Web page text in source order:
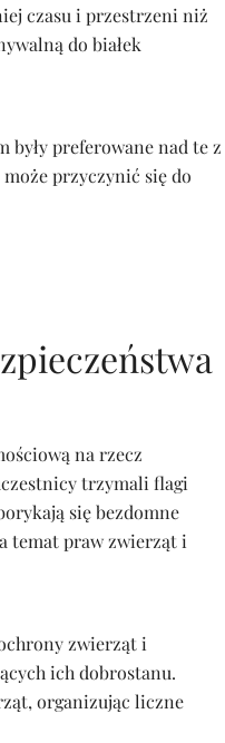
czasu i przestrzeni niż
do białek
były preferowane nad te z
przyczynić się do
na rzecz
trzymali flagi
się bezdomne
temat praw zwierząt i
zwierząt i
ich dobrostanu.
organizując liczne